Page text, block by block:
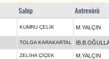
Sahip Antrenörü
KUMRU ÇELİK M.YALÇIN
TOLGA KARAKARTAL
ZELİHA ÇİÇEK M.YALÇIN